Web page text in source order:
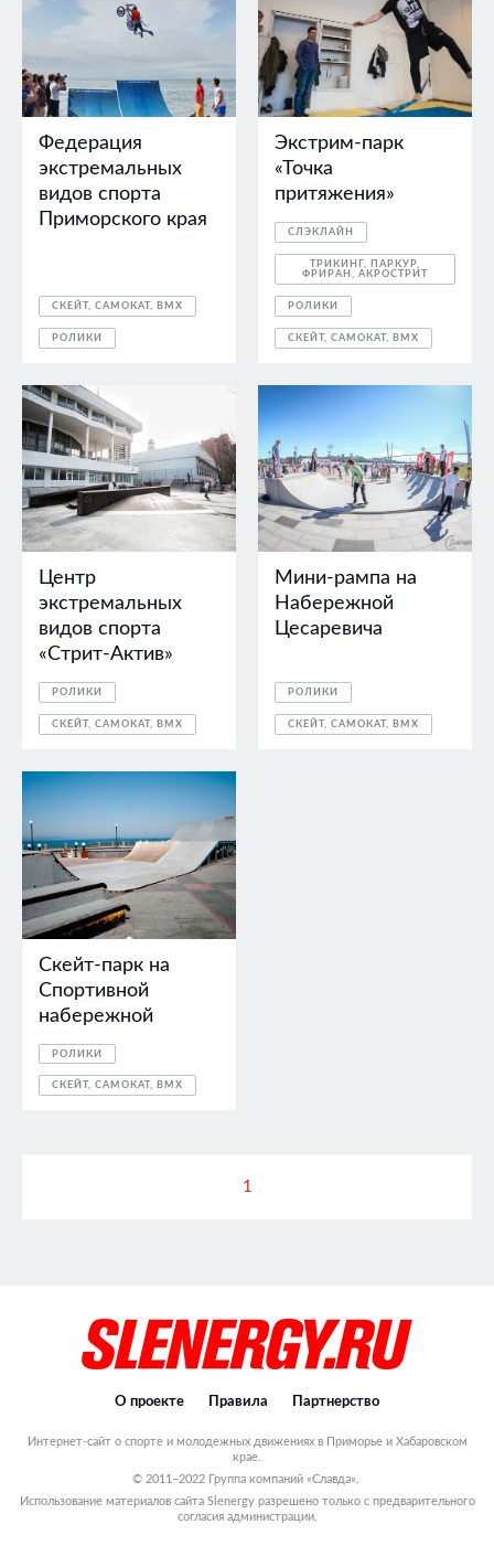
Федерация
экстремальных
видов спорта
Приморского края
СКЕЙТ, САМОКАТ, BMX
РОЛИКИ
Экстрим-парк
«Точка
притяжения»
СЛЭКЛАЙН
ТРИКИНГ, ПАРКУР,
ФРИРАН, АКРОСТРИТ
РОЛИКИ
СКЕЙТ, САМОКАТ, BMX
Центр
экстремальных
видов спорта
«Стрит-Актив»
РОЛИКИ
СКЕЙТ, САМОКАТ, BMX
Мини-рампа на
Набережной
Цесаревича
РОЛИКИ
СКЕЙТ, САМОКАТ, BMX
Скейт-парк на
Спортивной
набережной
РОЛИКИ
СКЕЙТ, САМОКАТ, BMX
1
О проекте Правила Партнерство
Интернет-сайт о спорте и молодежных движениях в Приморье и Хабаровском
крае.
© 2011–2022 Группа компаний «Славда».
Использование материалов сайта Slenergy разрешено только с предварительного
согласия администрации.